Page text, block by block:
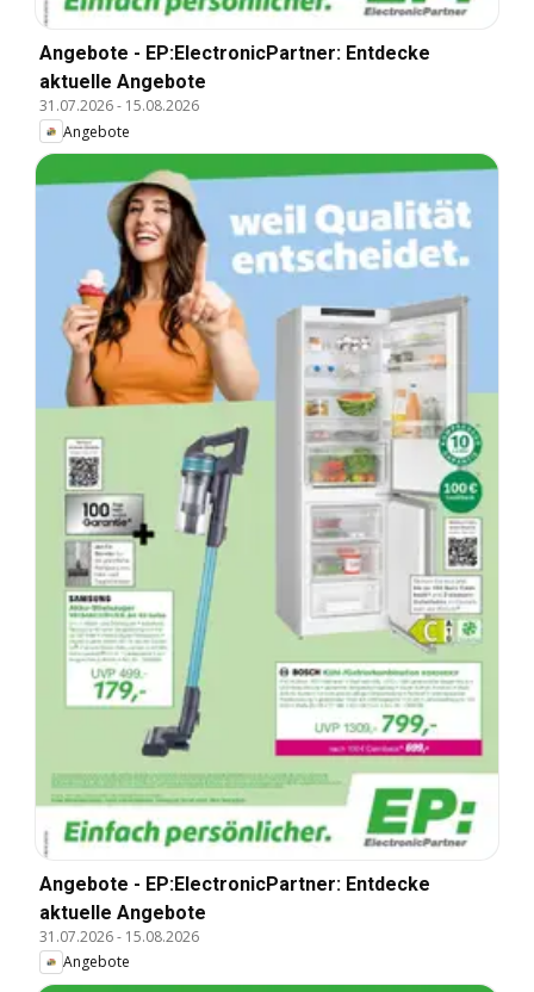
Angebote - EP:ElectronicPartner: Entdecke
aktuelle Angebote
31.07.2026- 15.08.2026
Angebote
Angebote - EP:ElectronicPartner: Entdecke
aktuelle Angebote
31.07.2026- 15.08.2026
Angebote